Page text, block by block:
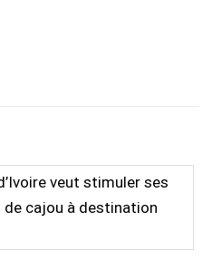
veut stimuler ses
de cajou à destination